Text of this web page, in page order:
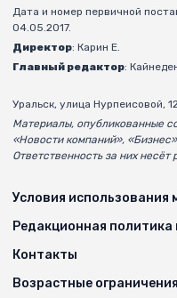
Дата и номер первичной
04.05.2017.
Директор: Карин Е.
Главный редактор:
Уральск, улица Нурпеисовой,
Материалы, опубликованные
«Новости компаний»,
Ответственность за них несёт
Условия использования
Редакционная
Контакты
Возрастные